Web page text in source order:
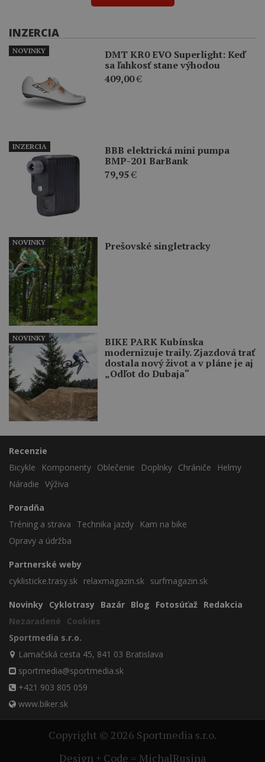
INZERCIA
DMT KR0 EVO Superlight: Keď
sa ľahkosť stane výhodou
409,00€
NOVINKY
BBB elektrická mini pumpa
BMP-201 BarBank
79,95€
INZERCIA
Prešovské singletracky
NOVINKY
BIKE PARK Kubínska
modernizuje traily. Zjazdová trať
dostala nový život a v pláne je aj
„Odľot do Dubaja“
NOVINKY
Recenzie
Bicykle
Komponenty Oblečenie Doplnky Chrániče
Helmy
Náradie Výživa
Poradňa
Tréning a strava
Technika jazdy
Kam na bike
Opravy a údržba
Partnerské weby
cyklisticke.trasy.sk relaxmagazin.sk surfmagazin.sk
Novinky Cyklotrasy Bazár Blog Fotosúťaž Redakcia
Nezaradené
Cookies
Sportmedia s.r.o.
Lamačská cesta 45, 841 03 Bratislava
sportmedia@sportmedia.sk
+421 903 805 059
www.biker.sk
Copyright © 2026 Sportmedia s.r.o.
Design + Code = MichalRusina